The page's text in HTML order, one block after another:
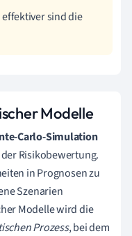
sind die
Modelle
Carlo-Simulation
Risikobewertung.
in Prognosen zu
Szenarien
Modelle wird die
Prozess, bei dem